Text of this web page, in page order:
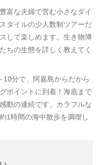
富な夫婦で営む小さなダイ
タイルの少人数制ツアーだ
して楽しめます。生き物博
ちの生態を詳しく教えてく
10分で、阿嘉島からだから
ポイントに到着！海底まで
動の連続です。カラフルな
1時間の海中散歩を満喫し